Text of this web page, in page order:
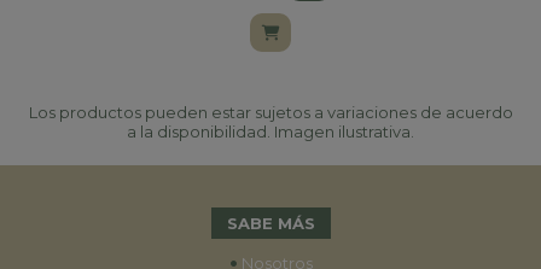
Los productos pueden estar sujetos a variaciones de acuerdo
a la disponibilidad. Imagen ilustrativa.
SABE MÁS
• Nosotros